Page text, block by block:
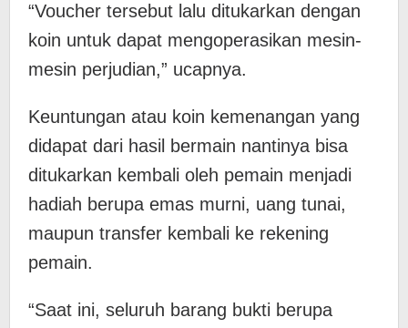
“Voucher tersebut lalu ditukarkan dengan
koin untuk dapat mengoperasikan mesin-
mesin perjudian,” ucapnya.
Keuntungan atau koin kemenangan yang
didapat dari hasil bermain nantinya bisa
ditukarkan kembali oleh pemain menjadi
hadiah berupa emas murni, uang tunai,
maupun transfer kembali ke rekening
pemain.
“​Saat ini, seluruh barang bukti berupa